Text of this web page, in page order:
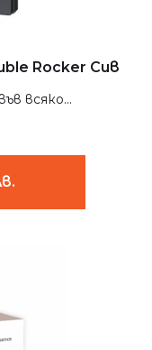
Rocker Сив
всяко...